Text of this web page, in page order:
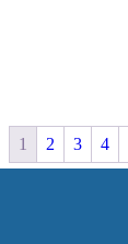
1 2 3 4